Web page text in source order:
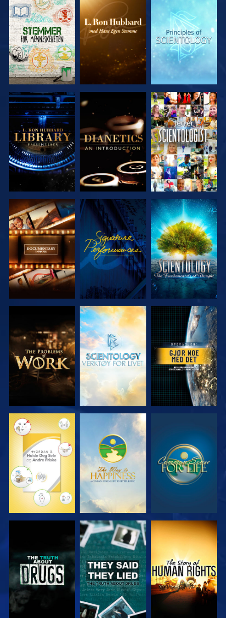
UTFORSK
SERIEN
UTFORSK
SERIEN
UTFORSK
SERIEN
UTFORSK
SERIEN
UTFORSK
SERIEN
SE
UTFORSK
SERIEN
SE
UTFORSK
SERIEN
UTFORSK
SERIEN
UTFORSK
SERIEN
SE
SE SE SE
SE SE